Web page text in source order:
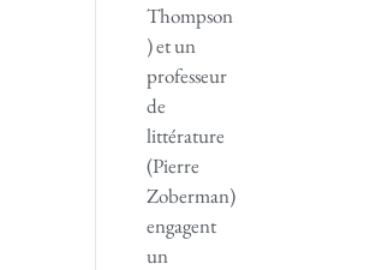
Thompson
) et un
professeur
de
littérature
(Pierre
Zoberman)
engagent
un